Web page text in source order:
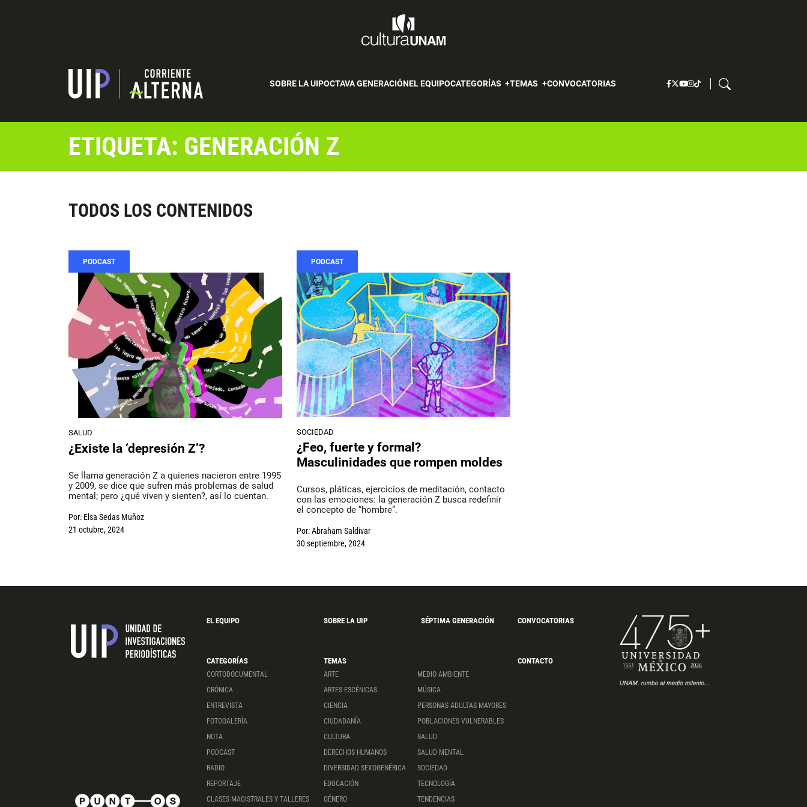
SOBRE LA UIPOCTAVA GENERACIÓNEL EQUIPOCATEGORÍAS TEMAS CONVOCATORIAS
ETIQUETA: GENERACIÓN Z
TODOS LOS CONTENIDOS
PODCAST
SALUD
¿Existe la ‘depresión Z’?
Se llama generación Z a quienes nacieron entre 1995
y 2009, se dice que sufren más problemas de salud
mental; pero ¿qué viven y sienten?, así lo cuentan.
Por: Elsa Sedas Muñoz
21 octubre, 2024
PODCAST
SOCIEDAD
¿Feo, fuerte y formal?
Masculinidades que rompen moldes
Cursos, pláticas, ejercicios de meditación, contacto
con las emociones: la generación Z busca redefinir
el concepto de “hombre”.
Por:Abraham Saldivar
30 septiembre, 2024
EL EQUIPO SOBRE LA UIP SÉPTIMA GENERACIÓN CONVOCATORIAS
CATEGORÍAS
CORTODOCUMENTAL
CRÓNICA
ENTREVISTA
FOTOGALERÍA
NOTA
PODCAST
RADIO
REPORTAJE
CLASES MAGISTRALES Y TALLERES
TEMAS
ARTE
ARTES ESCÉNICAS
CIENCIA
CIUDADANÍA
CULTURA
DERECHOS HUMANOS
DIVERSIDAD SEXOGENÉRICA
EDUCACIÓN
GÉNERO
MEDIO AMBIENTE
MÚSICA
PERSONAS ADULTAS MAYORES
POBLACIONES VULNERABLES
SALUD
SALUD MENTAL
SOCIEDAD
TECNOLOGÍA
TENDENCIAS
CONTACTO